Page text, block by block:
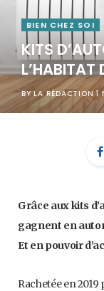
BIEN CHEZ SOI
KITS
L’HABITAT
BY LA RÉDACTION 1
Grâce aux kits
gagnent en
Et en pouvoir
Rachetée en